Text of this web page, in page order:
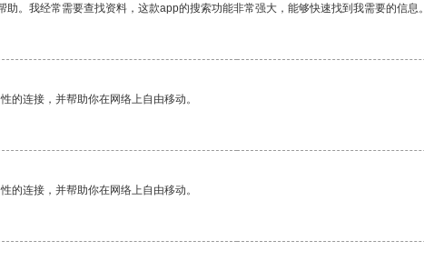
。我经常需要查找资料，这款app的搜索功能非常强大，能够快速找到我需要的信息。
的连接，并帮助你在网络上自由移动。
的连接，并帮助你在网络上自由移动。